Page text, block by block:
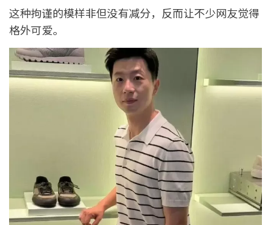
这种拘谨的模样非但没有减分，反而让不少网友觉得
格外可爱。